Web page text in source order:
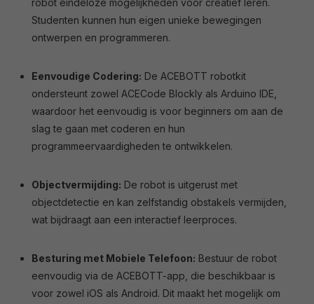
robot eindeloze mogelijkheden voor creatief leren.
Studenten kunnen hun eigen unieke bewegingen
ontwerpen en programmeren.
Eenvoudige Codering: De ACEBOTT robotkit
ondersteunt zowel ACECode Blockly als Arduino IDE,
waardoor het eenvoudig is voor beginners om aan de
slag te gaan met coderen en hun
programmeervaardigheden te ontwikkelen.
Objectvermijding: De robot is uitgerust met
objectdetectie en kan zelfstandig obstakels vermijden,
wat bijdraagt aan een interactief leerproces.
Besturing met Mobiele Telefoon: Bestuur de robot
eenvoudig via de ACEBOTT-app, die beschikbaar is
voor zowel iOS als Android. Dit maakt het mogelijk om